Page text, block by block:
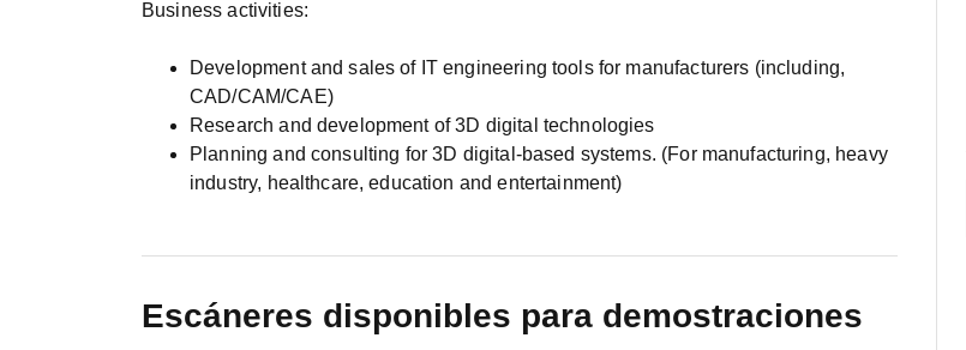
Business activities:
Development and sales of IT engineering tools for manufacturers (including,
CAD/CAM/CAE)
Research and development of 3D digital technologies
Planning and consulting for 3D digital-based systems. (For manufacturing, heavy
industry, healthcare, education and entertainment)
Escáneres disponibles para demostraciones